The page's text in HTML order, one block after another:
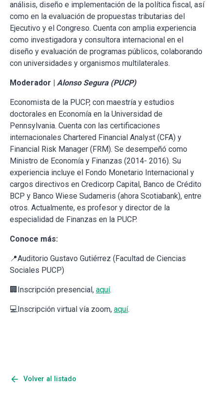
análisis, diseño e implementación de la política fiscal, así
como en la evaluación de propuestas tributarias del
Ejecutivo y el Congreso. Cuenta con amplia experiencia
como investigadora y consultora internacional en el
diseño y evaluación de programas públicos, colaborando
con universidades y organismos multilaterales.
Moderador | Alonso Segura (PUCP)
Economista de la PUCP, con maestría y estudios
doctorales en Economía en la Universidad de
Pennsylvania. Cuenta con las certificaciones
internacionales Chartered Financial Analyst (CFA) y
Financial Risk Manager (FRM). Se desempeñó como
Ministro de Economía y Finanzas (2014- 2016). Su
experiencia incluye el Fondo Monetario Internacional y
cargos directivos en Credicorp Capital, Banco de Crédito
BCP y Banco Wiese Sudameris (ahora Scotiabank), entre
otros. Actualmente, es profesor y director de la
especialidad de Finanzas en la PUCP.
Conoce más:
📍Auditorio Gustavo Gutiérrez (Facultad de Ciencias
Sociales PUCP)
🏢Inscripción presencial, aquí.
💻Inscripción virtual vía zoom, aquí.
arrow_back Volver al listado